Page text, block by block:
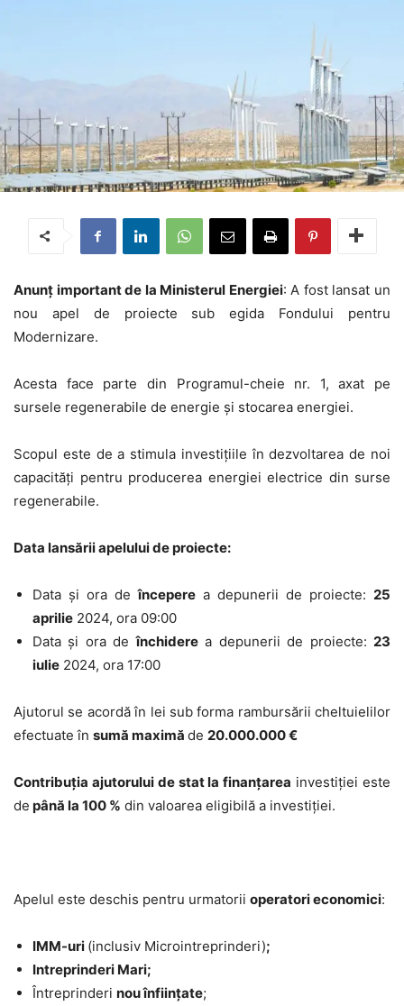
Anunț important de la Ministerul Energiei: A fost lansat un
nou apel de proiecte sub egida Fondului pentru
Modernizare.
Acesta face parte din Programul-cheie nr. 1, axat pe
sursele regenerabile de energie și stocarea energiei.
Scopul este de a stimula investițiile în dezvoltarea de noi
capacități pentru producerea energiei electrice din surse
regenerabile.
Data lansăriiapelului de proiecte:
Data și ora deîncepere a depunerii de proiecte: 25
aprilie 2024, ora 09:00
Data și ora deînchidere a depunerii de proiecte:23
iulie 2024, ora 17:00
Ajutorul se acordă în lei sub forma rambursării cheltuielilor
efectuate în sumă maximă de 20.000.000€
Contribuția ajutorului de stat la finanțarea investiției este
de până la 100 % din valoarea eligibilă a investiției.
Apelul este deschis pentru urmatorii operatori economici:
IMM-uri (inclusiv Microintreprinderi);
Intreprinderi Mari;
Întreprinderi nou înființate;